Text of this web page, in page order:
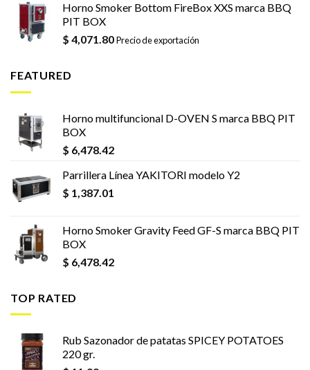
Horno Smoker Bottom FireBox XXS marca BBQ
PIT BOX
$ 4,071.80Precio de exportación
FEATURED
Horno multifuncional D-OVEN S marca BBQ PIT
BOX
$ 6,478.42
Parrillera Línea YAKITORI modelo Y2
$ 1,387.01
Horno Smoker Gravity Feed GF-S marca BBQ PIT
BOX
$ 6,478.42
TOP RATED
Rub Sazonador de patatas SPICEY POTATOES
220 gr.